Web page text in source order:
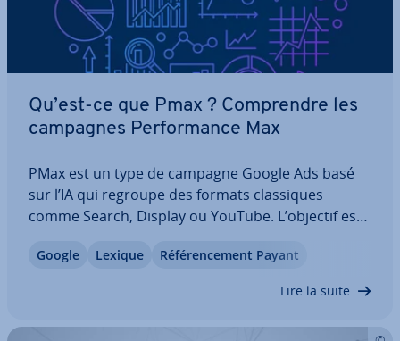
Qu’est-ce que Pmax ? Com­prendre les
campagnes Per­for­mance Max
PMax est un type de campagne Google Ads basé
sur l’IA qui regroupe des formats clas­siques
comme Search, Display ou YouTube. L’objectif est
d’augmenter la pro­ba­bi­lité de con­ver­sion. PMax
fonc­tionne de façon au­to­ma­ti­sée, analyse les
Google Lexique Ré­fé­ren­ce­ment Payant
Lire la suite